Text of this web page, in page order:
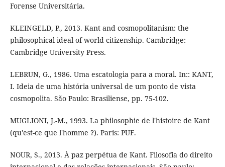
Forense Universitária.
KLEINGELD, P., 2013. Kant and cosmopolitanism: the
philosophical ideal of world citizenship. Cambridge:
Cambridge University Press.
LEBRUN, G., 1986. Uma escatologia para a moral. In:: KANT,
I. Ideia de uma história universal de um ponto de vista
cosmopolita. São Paulo: Brasiliense, pp. 75-102.
MUGLIONI, J.-M., 1993. La philosophie de l'histoire de Kant
(qu'est-ce que l'homme ?). Paris: PUF.
NOUR, S., 2013. À paz perpétua de Kant. Filosofia do direito